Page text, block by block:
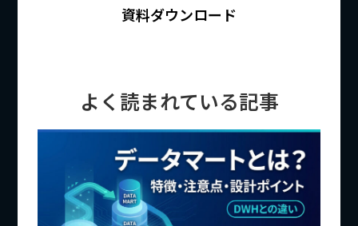
資料ダウンロード
よく読まれている記事